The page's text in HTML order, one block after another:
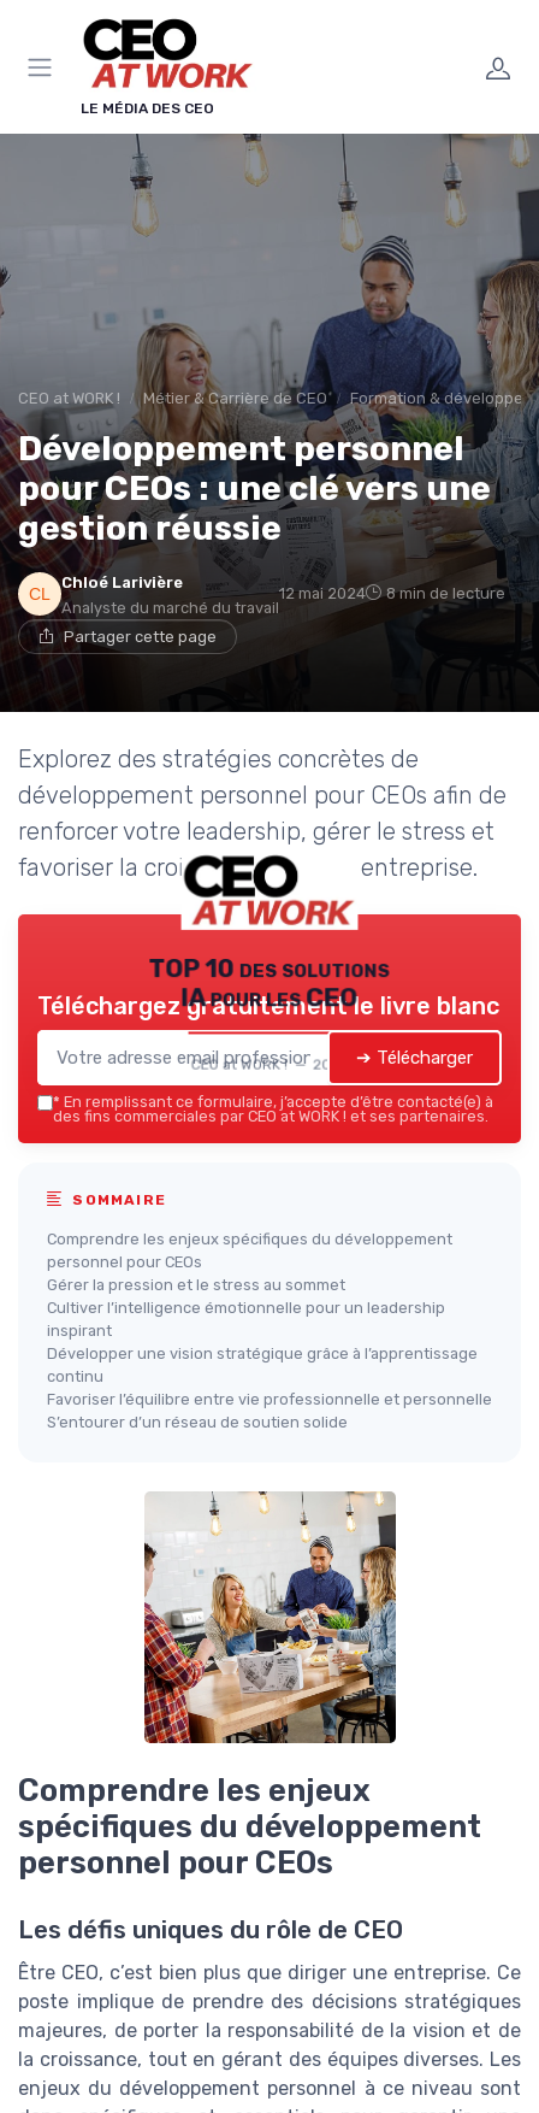
LE MÉDIA DES CEO
CEO at WORK ! Métier & Carrière de CEO Formation &
Développement personnel
pour CEOs : une clé vers une
gestion réussie
Chloé Larivière
Analyste du marché du travail
12 mai 2024 8 min de lecture
Partager cette page
Explorez des stratégies concrètes de
développement personnel pour CEOs afin de
renforcer votre leadership, gérer le stress et
favoriser la croissance de votre entreprise.
TOP 10 des solutions
IA pour les CEO
CEO at WORK ! — 2026
Téléchargez gratuitement le livre blanc
➔ Télécharger
* En remplissant ce formulaire, j’accepte d’être contacté(e) à
des fins commerciales par CEO at WORK ! et ses partenaires.
SOMMAIRE
Comprendre les enjeux spécifiques du développement
personnel pour CEOs
Gérer la pression et le stress au sommet
Cultiver l’intelligence émotionnelle pour un leadership
inspirant
Développer une vision stratégique grâce à l’apprentissage
continu
Favoriser l’équilibre entre vie professionnelle et personnelle
S’entourer d’un réseau de soutien solide
Comprendre les enjeux
spécifiques du développement
personnel pour CEOs
Les défis uniques du rôle de CEO
Être CEO, c’est bien plus que diriger une entreprise. Ce
poste implique de prendre des décisions stratégiques
majeures, de porter la responsabilité de la vision et de
la croissance, tout en gérant des équipes diverses. Les
enjeux du développement personnel à ce niveau sont
Panneau de gestion des cookies